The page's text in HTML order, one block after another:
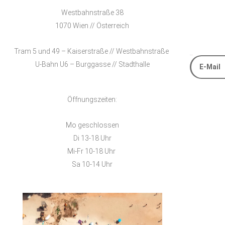
Westbahnstraße 38
1070 Wien // Österreich
Tram 5 und 49 – Kaiserstraße // Westbahnstraße
U-Bahn U6 – Burggasse // Stadthalle
Öffnungszeiten:
Mo geschlossen
Di 13-18 Uhr
Mi-Fr 10-18 Uhr
Sa 10-14 Uhr